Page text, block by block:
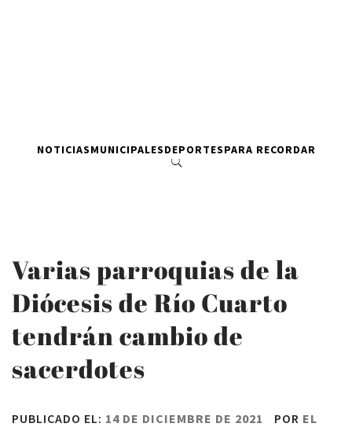
NOTICIASMUNICIPALESDEPORTESPARA RECORDAR
Varias parroquias de la
Diócesis de Río Cuarto
tendrán cambio de
sacerdotes
PUBLICADO EL: 14 DE DICIEMBRE DE 2021 POR EL